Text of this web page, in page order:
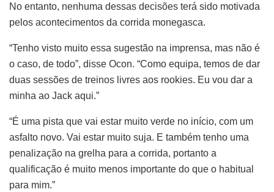
No entanto, nenhuma dessas decisões terá sido motivada
pelos acontecimentos da corrida monegasca.
“Tenho visto muito essa sugestão na imprensa, mas não é
o caso, de todo”, disse Ocon. “Como equipa, temos de dar
duas sessões de treinos livres aos rookies. Eu vou dar a
minha ao Jack aqui.”
“É uma pista que vai estar muito verde no início, com um
asfalto novo. Vai estar muito suja. E também tenho uma
penalização na grelha para a corrida, portanto a
qualificação é muito menos importante do que o habitual
para mim.”